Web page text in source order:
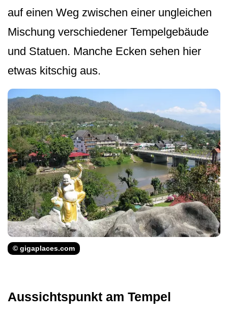
auf einen Weg zwischen einer ungleichen
Mischung verschiedener Tempelgebäude
und Statuen. Manche Ecken sehen hier
etwas kitschig aus.
© gigaplaces.com
Aussichtspunkt am Tempel